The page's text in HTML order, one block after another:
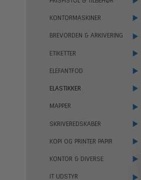
KONTORMASKINER
BREVORDEN & ARKIVERING
ETIKETTER
ELEFANTFOD
ELASTIKKER
MAPPER
SKRIVEREDSKABER
KOPI OG PRINTER PAPIR
KONTOR & DIVERSE
IT UDSTYR